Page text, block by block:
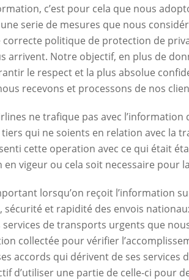
c’est pour cela que nous
serie de mesures que nous
correcte politique de protection de
arrivent. Notre objectif, en plus de
le respect et la plus absolue
recevons et processons de nos
ne trafique pas avec l’information
tiers qui ne soients en relation avec la
cette operation avec ce qui était
en vigeur ou cela soit necessaire pour
lorsqu’on reçoit l’information
sécurité et rapidité des envois
services de transports urgents que
collectée pour vérifier
accords qui dérivent de ses services
d’utiliser une partie de celle-ci pour